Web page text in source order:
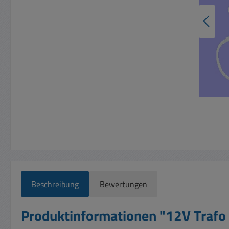
Beschreibung Bewertungen
Produktinformationen "12V